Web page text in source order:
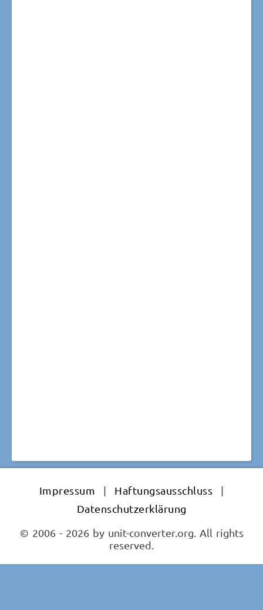
Impressum | Haftungsausschluss
|
Datenschutzerklärung
© 2006 - 2026 by unit-converter.org. All rights
reserved.